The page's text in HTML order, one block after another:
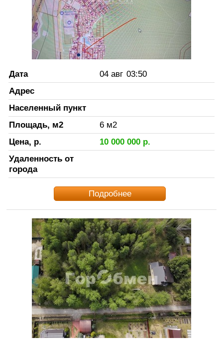
Дата 04 авг 03:50
Адрес
Населенный пункт
Площадь, м2
6 м2
Цена, р.
10 000 000р.
Удаленность от
города
Подробнее